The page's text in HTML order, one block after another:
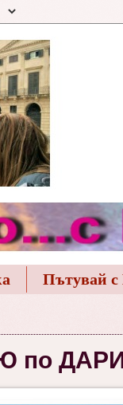
Пътувай
по